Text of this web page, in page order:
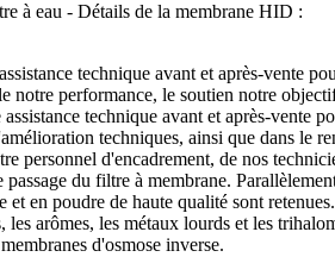
à eau - Détails de la membrane HID :
technique avant et après-vente
notre performance, le soutien notre
technique avant et après-vente
techniques, ainsi que dans le
personnel d'encadrement, de nos
du filtre à membrane.
en poudre de haute qualité sont
arômes, les métaux lourds et les
membranes d'osmose inverse.